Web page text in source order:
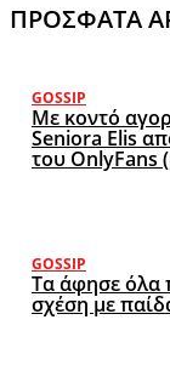
ΠΡΟΣΦΑΤΑ
GOSSIP
Με κοντό
Seniora Elis
του OnlyFans
GOSSIP
Τα άφησε όλα
σχέση με